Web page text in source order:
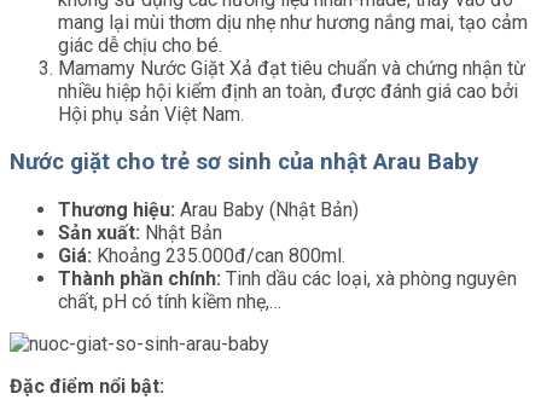
mang lại mùi thơm dịu nhẹ như hương nắng mai, tạo cảm
giác dễ chịu cho bé.
Mamamy Nước Giặt Xả đạt tiêu chuẩn và chứng nhận từ
nhiều hiệp hội kiểm định an toàn, được đánh giá cao bởi
Hội phụ sản Việt Nam.
Nước giặt cho trẻ sơ sinh của nhật Arau Baby
Thương hiệu: Arau Baby (Nhật Bản)
Sản xuất: Nhật Bản
Giá: Khoảng 235.000đ/can 800ml.
Thành phần chính: Tinh dầu các loại, xà phòng nguyên
chất, pH có tính kiềm nhẹ,…
Đặc điểm nổi bật: